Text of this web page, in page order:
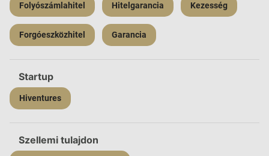
Folyószámlahitel Hitelgarancia Kezesség
Forgóeszközhitel Garancia
Startup
Hiventures
Szellemi tulajdon